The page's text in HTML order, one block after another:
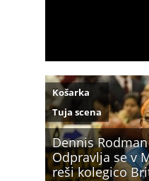
Dennis
Odpravlja se v
reši kolegico
Košarka
Tuja scena